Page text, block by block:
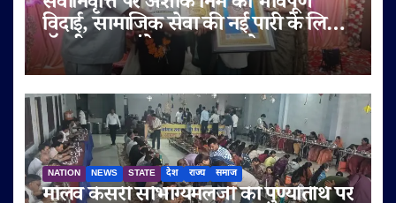
विदाई, सामाजिक सेवा की नई पारी के लिए
डॉ. बी.आर. अंबेडकर सम्मान से नवाजा
NATION NEWS STATE देश राज्य समाज